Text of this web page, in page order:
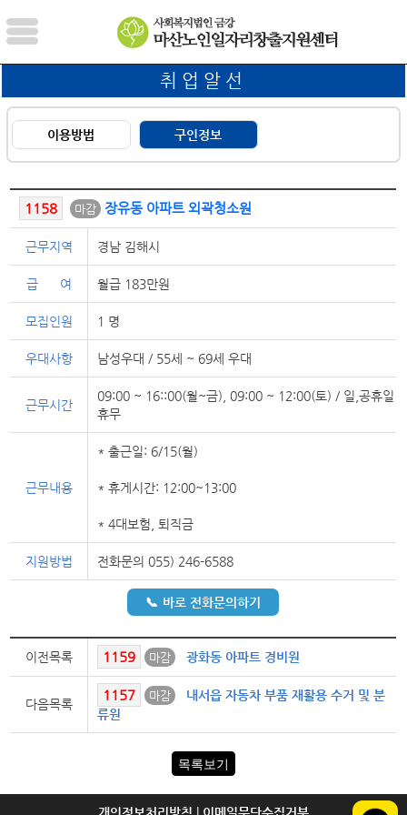
취업알선
이용방법 구인정보
1158 마감 장유동 아파트 외곽청소원
근무지역 경남 김해시
급 여 월급 183만원
모집인원 1 명
우대사항 남성우대 / 55세 ~ 69세 우대
근무시간
09:00 ~ 16::00(월~금), 09:00 ~ 12:00(토) / 일,공휴일
휴무
근무내용
* 출근일: 6/15(월)
* 휴게시간: 12:00~13:00
* 4대보험, 퇴직금
지원방법 전화문의 055) 246-6588
바로 전화문의하기
이전목록 1159 마감 광화동 아파트 경비원
다음목록
1157 마감
내서읍 자동차 부품 재활용 수거 및 분
류원
목록보기